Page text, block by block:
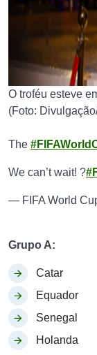
O troféu esteve
(Foto:
The
We can’t wait! ?
— FIFA World
Grupo A:
Catar
Equador
Senegal
Holanda